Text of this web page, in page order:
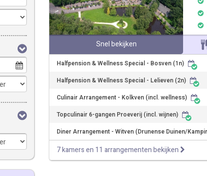
Snel bekijken
Halfpension & Wellness Special - Bosven (1n)
Halfpension & Wellness Special - Lelieven (2n)
Culinair Arrangement - Kolkven (incl. wellness)
Topculinair 6-gangen Proeverij (incl. wijnen)
Diner Arrangement - Witven (Drunense Duinen/
7 kamers en 11 arrangementen bekijken